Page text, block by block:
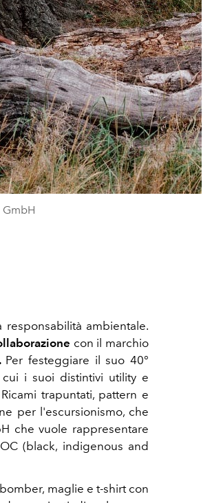
ambientale.
con il marchio
Per festeggiare il suo 40°
cui i suoi distintivi utility e
Ricami trapuntati, pattern e
per l'escursionismo, che
che vuole rappresentare
(black, indigenous and
maglie e t-shirt con